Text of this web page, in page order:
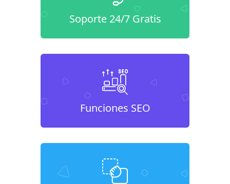
Soporte 24/7 Gratis
Funciones SEO